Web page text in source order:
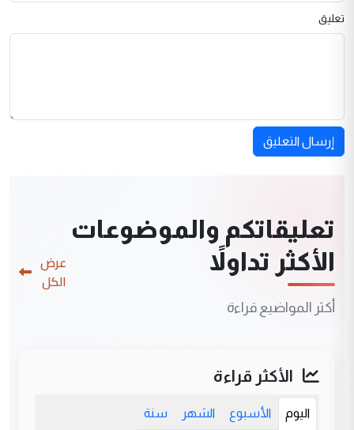
تعليق
إرسال التعليق
تعليقاتكم والموضوعات
الأكثر تداولاً
أكثر المواضيع قراءة
عرض
الكل
الأكثر قراءة
اليوم الأسبوع الشهر سنة